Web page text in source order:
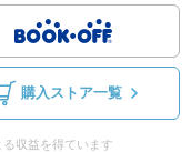
購入ストア一覧
収益を得ています